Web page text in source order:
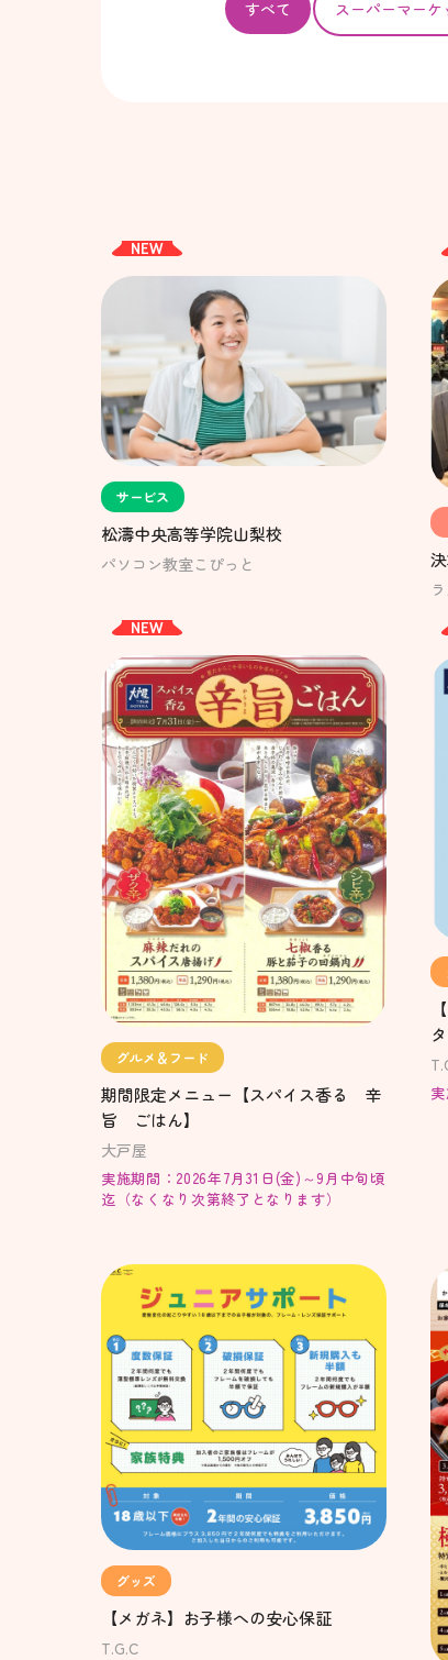
すべて スーパーマーケ
NEW
サービス
松濤中央高等学院山梨校
パソコン教室こぴっと
NEW
グルメ＆フード
期間限定メニュー【スパイス香る 辛
旨 ごはん】
大戸屋
実施期間：2026年7月31日(金)～9月中旬頃
迄（なくなり次第終了となります）
グッズ
【メガネ】お子様への安心保証
T.G.C